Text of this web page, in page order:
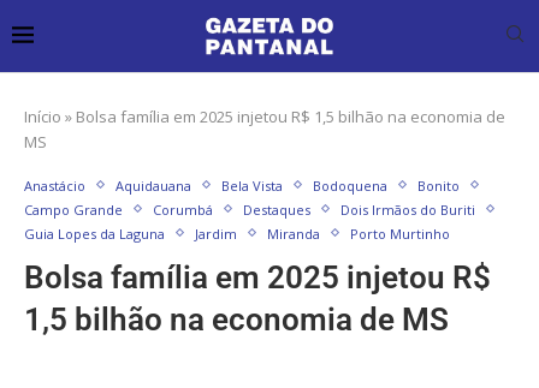
Início » Bolsa família em 2025 injetou R$ 1,5 bilhão na economia de
MS
Anastácio Aquidauana Bela Vista Bodoquena
Bonito
Campo Grande
Corumbá Destaques
Dois Irmãos do Buriti
Guia Lopes da Laguna
Jardim Miranda Porto Murtinho
Bolsa família em 2025 injetou R$
1,5 bilhão na economia de MS